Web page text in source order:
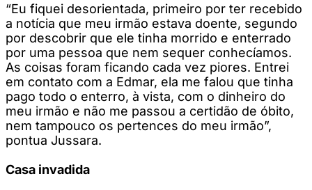
“Eu fiquei desorientada, primeiro por ter recebido
a notícia que meu irmão estava doente, segundo
por descobrir que ele tinha morrido e enterrado
por uma pessoa que nem sequer conhecíamos.
As coisas foram ficando cada vez piores. Entrei
em contato com a Edmar, ela me falou que tinha
pago todo o enterro, à vista, com o dinheiro do
meu irmão e não me passou a certidão de óbito,
nem tampouco os pertences do meu irmão”,
pontua Jussara.
Casa invadida